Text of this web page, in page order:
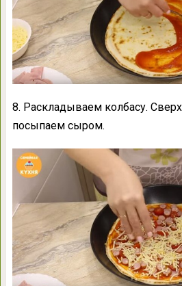
8. Раскладываем колбасу.
посыпаем сыром.